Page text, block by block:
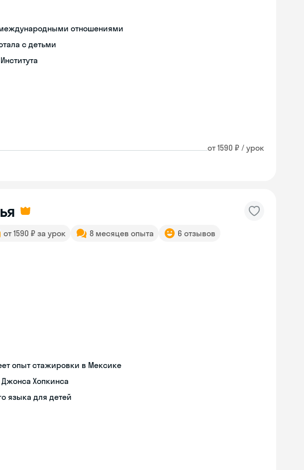
отношениями
с детьми
от 1590 ₽ / урок
от 1590 ₽ за урок 8 месяцев опыта 6 отзывов
опыт стажировки в Мексике
Джонса Хопкинса
языка для детей